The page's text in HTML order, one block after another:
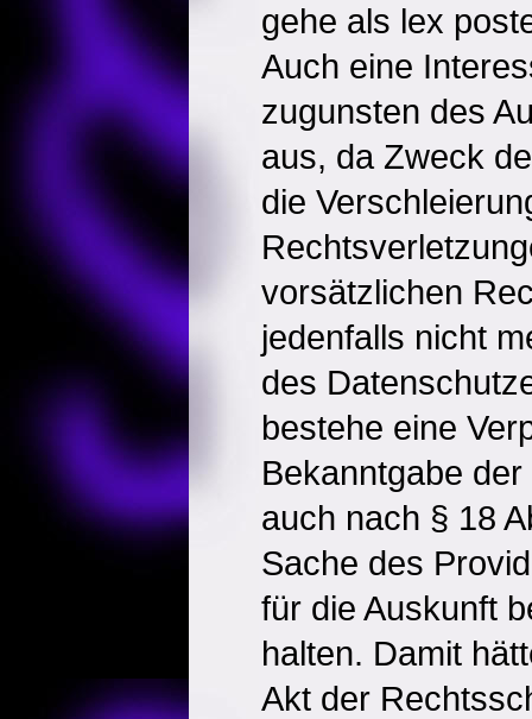
gehe als lex
Auch eine
zugunsten des
aus, da Zweck
die
vorsätzlichen
jedenfalls nicht
des
bestehe eine
Bekanntgabe
auch nach § 18
Sache des
für die Auskunft
halten. Damit
Akt der